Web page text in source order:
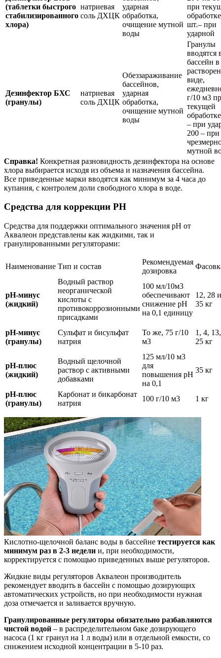
(таблетки быстрого
стабилизированного
хлора)
натриевая
соль ДХЦК
ударная
обработка,
очищение мутной
воды
при
шт.– при
ударной
Дезинфектор БХС
(гранулы)
натриевая
соль ДХЦК
Обеззараживание
бассейнов,
ударная
обработка,
очищение мутной
воды
Гранулы
вводятся
бассейн в
виде,
г/10 м3
текущей
– при
200 – при
мутной
Справка! Конкретная разновидность дезинфектора на основе
хлора выбирается исходя из объема и назначения бассейна.
Все приведенные марки вводятся как минимум за 4 часа до
купания, с контролем доли свободного хлора в воде.
Средства для коррекции PH
Средства для поддержки оптимального значения рН от
Аквалеон представлены как жидкими, так и
гранулированными регуляторами:
Наименование Тип и состав
Рекомендуемая
дозировка
рН-минус
(жидкий)
Водный раствор
неорганической
кислоты с
противокоррозионными
присадками
100 мл/10м3
обеспечивают
снижение рН
на 0,1 единицу
12, 28 и
35 кг
рН-минус
(гранулы)
Сульфат и бисульфат
натрия
То же, 75 г/10
м3
1, 4, 13,
25 кг
рН-плюс
(жидкий)
Водный щелочной
раствор с активными
добавками
125 мл/10 м3
для
повышения рН
на 0,1
35 кг
рН-плюс
(гранулы)
Карбонат и бикарбонат
натрия
100 г/10 м3 1 кг
Кислотно-щелочной баланс воды в бассейне тестируется как
минимум раз в 2-3 недели и, при необходимости,
корректируется с помощью приведенных выше регуляторов.
Жидкие виды регуляторов Аквалеон производитель
рекомендует вводить в бассейн с помощью дозирующих
автоматических устройств, но при необходимости нужная
доза отмечается и заливается вручную.
Гранулированные регуляторы обязательно разбавляются
чистой водой – в распределительном баке дозирующего
насоса (1 кг гранул на 1 л воды) или в отдельной емкости, со
снижением исходной концентрации в 5-10 раз.